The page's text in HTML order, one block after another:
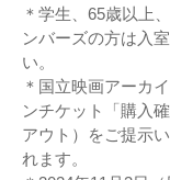
＊学生、65歳以上
ンバーズの方は入
い。
＊国立映画アーカ
ンチケット「購入
アウト）をご提示
れます。